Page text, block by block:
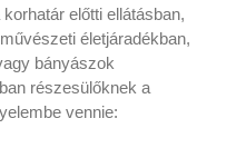
előtti ellátásban,
életjáradékban,
bányászok
részesülőknek a
vennie: